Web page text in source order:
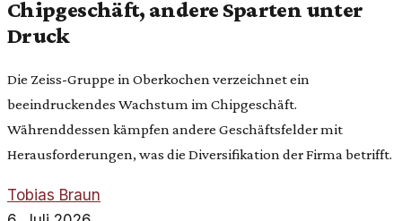
Chipgeschäft, andere Sparten unter
Druck
Die Zeiss-Gruppe in Oberkochen verzeichnet ein
beeindruckendes Wachstum im Chipgeschäft.
Währenddessen kämpfen andere Geschäftsfelder mit
Herausforderungen, was die Diversifikation der Firma betrifft.
Tobias Braun